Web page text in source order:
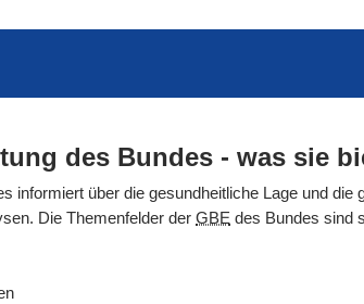
des Bundes - was sie
informiert über die gesundheitliche Lage und
Die Themenfelder der GBE des Bundes sind